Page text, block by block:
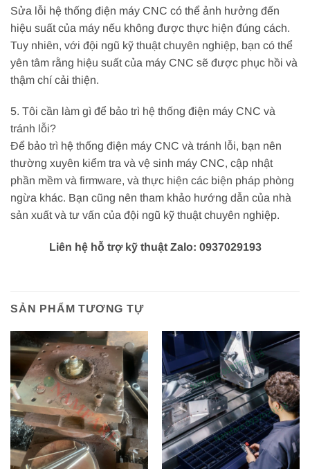
Sửa lỗi hệ thống điện máy CNC có thể ảnh hưởng đến
hiệu suất của máy nếu không được thực hiện đúng cách.
Tuy nhiên, với đội ngũ kỹ thuật chuyên nghiệp, bạn có thể
yên tâm rằng hiệu suất của máy CNC sẽ được phục hồi và
thậm chí cải thiện.
5. Tôi cần làm gì để bảo trì hệ thống điện máy CNC và
tránh lỗi?
Để bảo trì hệ thống điện máy CNC và tránh lỗi, bạn nên
thường xuyên kiểm tra và vệ sinh máy CNC, cập nhật
phần mềm và firmware, và thực hiện các biện pháp phòng
ngừa khác. Bạn cũng nên tham khảo hướng dẫn của nhà
sản xuất và tư vấn của đội ngũ kỹ thuật chuyên nghiệp.
Liên hệ hỗ trợ kỹ thuật Zalo: 0937029193
SẢN PHẨM TƯƠNG TỰ